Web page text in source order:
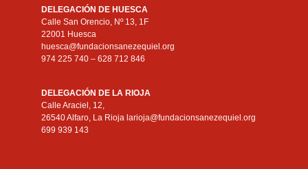
DELEGACIÓN DE HUESCA
Calle San Orencio, Nº 13, 1F
22001 Huesca
huesca@fundacionsanezequiel.org
974 225 740 – 628 712 846
DELEGACIÓN DE LA RIOJA
Calle Araciel, 12,
26540 Alfaro, La Rioja larioja@fundacionsanezequiel.org
699 939 143